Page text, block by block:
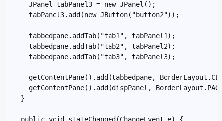
    JPanel tabPanel3 = new JPanel();
    tabPanel3.add(new JButton("button2"));
    tabbedpane.addTab("tab1", tabPanel1);
    tabbedpane.addTab("tab2", tabPanel2);
    tabbedpane.addTab("tab3", tabPanel3);
getContentPane().add(tabbedpane,
getContentPane().add(dispPanel,
  }
  public void stateChanged(ChangeEvent e) {